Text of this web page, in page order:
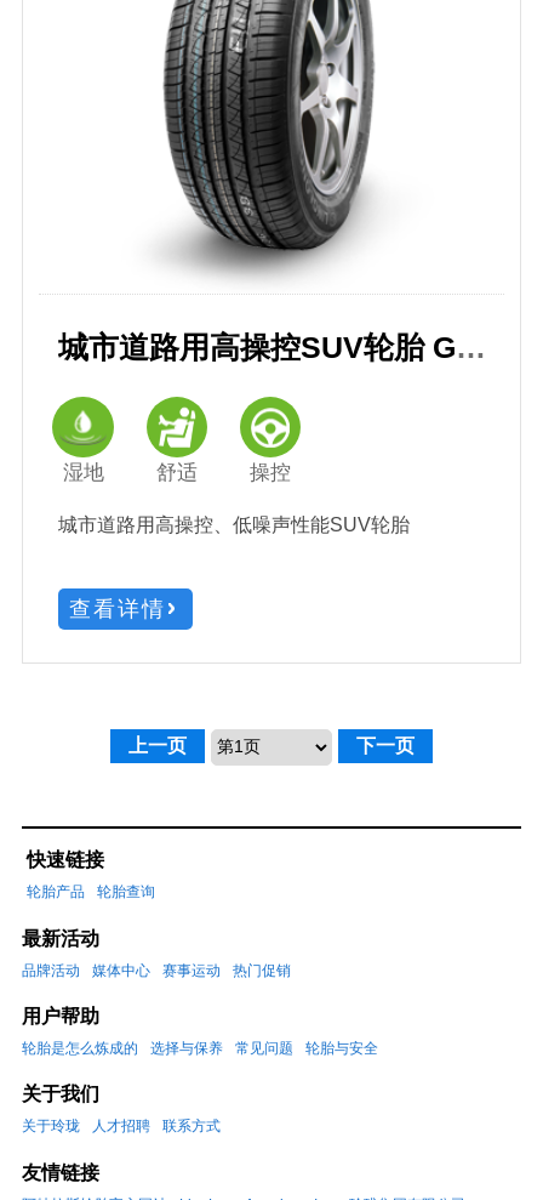
城市道路用高操控SUV轮胎 GREEN-Max 绿行 4X4 HP
湿地 舒适 操控
城市道路用高操控、低噪声性能SUV轮胎
查看详情
上一页 下一页
快速链接
轮胎产品 轮胎查询
最新活动
品牌活动 媒体中心 赛事运动 热门促销
用户帮助
轮胎是怎么炼成的 选择与保养 常见问题 轮胎与安全
关于我们
关于玲珑 人才招聘 联系方式
友情链接